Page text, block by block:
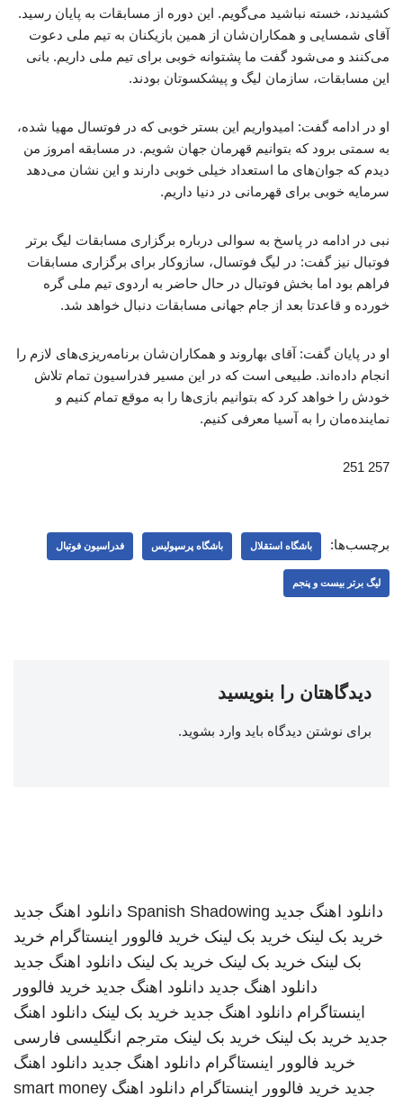
کشیدند، خسته نباشید می‌گویم. این دوره از مسابقات به پایان رسید.
آقای شمسایی و همکاران‌شان از همین بازیکنان به تیم ملی دعوت
می‌کنند و می‌شود گفت ما پشتوانه خوبی برای تیم ملی داریم. بانی
این مسابقات، سازمان لیگ و پیشکسوتان بودند.
او در ادامه گفت: امیدواریم این بستر خوبی که در فوتسال مهیا شده،
به سمتی برود که بتوانیم قهرمان جهان شویم. در مسابقه امروز من
دیدم که جوان‌های ما استعداد خیلی خوبی دارند و این نشان می‌دهد
سرمایه خوبی برای قهرمانی در دنیا داریم.
نبی در ادامه در پاسخ به سوالی درباره برگزاری مسابقات لیگ برتر
فوتبال نیز گفت: در لیگ فوتسال، سازوکار برای برگزاری مسابقات
فراهم بود اما بخش فوتبال در حال حاضر به اردوی تیم ملی گره
خورده و قاعدتا بعد از جام جهانی مسابقات دنبال خواهد شد.
او در پایان گفت: آقای بهاروند و همکاران‌شان برنامه‌ریزی‌های لازم را
انجام داده‌اند. طبیعی است که در این مسیر فدراسیون تمام تلاش
خودش را خواهد کرد که بتوانیم بازی‌ها را به موقع تمام کنیم و
نماینده‌مان را به آسیا معرفی کنیم.
257 251
برچسب‌ها: باشگاه استقلال باشگاه پرسپولیس فدراسیون فوتبال
لیگ برتر بیست و پنجم
دیدگاهتان را بنویسید
برای نوشتن دیدگاه باید وارد بشوید.
دانلود اهنگ جدید Spanish Shadowing دانلود اهنگ جدید
خرید بک لینک خرید بک لینک خرید فالوور اینستاگرام خرید
بک لینک خرید بک لینک خرید بک لینک دانلود اهنگ جدید
دانلود اهنگ جدید دانلود اهنگ جدید خرید فالوور
اینستاگرام دانلود اهنگ جدید خرید بک لینک دانلود اهنگ
جدید خرید بک لینک خرید بک لینک مترجم انگلیسی فارسی
خرید فالوور اینستاگرام دانلود اهنگ جدید دانلود اهنگ
جدید خرید فالوور اینستاگرام دانلود اهنگ smart money